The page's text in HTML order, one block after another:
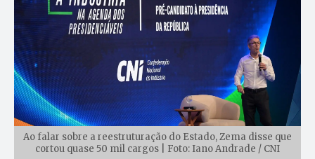
Ao falar sobre a reestruturação do Estado, Zema disse que
cortou quase 50 mil cargos | Foto: Iano Andrade / CNI